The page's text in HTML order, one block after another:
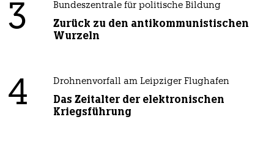
3 Bundeszentrale für politische Bildung
Zurück zu den antikommunistischen
Wurzeln
4 Drohnenvorfall am Leipziger Flughafen
Das Zeitalter der elektronischen
Kriegsführung